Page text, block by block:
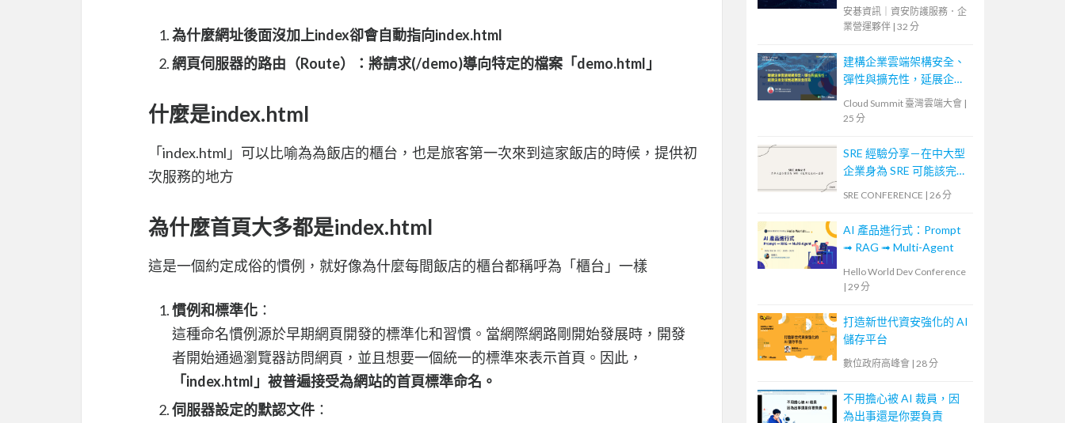
為什麼網址後面沒加上index卻會自動指向index.html
網頁伺服器的路由（Route）：將請求(/demo)導向特定的檔案「demo.html」
什麼是index.html
「index.html」可以比喻為為飯店的櫃台，也是旅客第一次來到這家飯店的時候，提供初
次服務的地方
為什麼首頁大多都是index.html
這是一個約定成俗的慣例，就好像為什麼每間飯店的櫃台都稱呼為「櫃台」一樣
慣例和標準化 ：
這種命名慣例源於早期網頁開發的標準化和習慣。當網際網路剛開始發展時，開發
者開始通過瀏覽器訪問網頁，並且想要一個統一的標準來表示首頁。因此，
「index.html」被普遍接受為網站的首頁標準命名。
伺服器設定的默認文件 ：
安碁資訊｜資安防護服務．企
業營運夥伴 | 32 分
建構企業雲端架構安全、
彈性與擴充性，延展企業
全球無邊際安全存取
Cloud Summit 臺灣雲端大會 |
25 分
SRE 經驗分享－在中大型
企業身為 SRE 可能該完成
SRE CONFERENCE | 26 分
AI 產品進行式：Prompt
➟ RAG ➟ Multi-Agent
Hello World Dev Conference
| 29 分
打造新世代資安強化的 AI
儲存平台
數位政府高峰會 | 28 分
不用擔心被 AI 裁員，因
為出事還是你要負責